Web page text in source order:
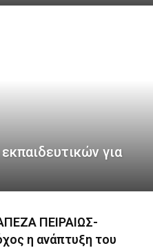
για
ΠΕΙΡΑΙΩΣ-
η ανάπτυξη του